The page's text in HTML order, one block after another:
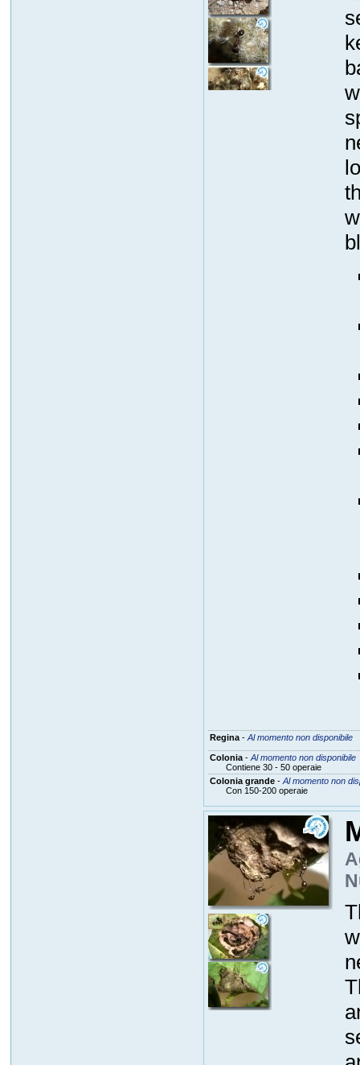
Regina- Al momento non disponibile
Colonia- Al momento non disponibile
Contiene 30 - 50 operaie
Colonia grande- Al momento non
Con 150-200 operaie